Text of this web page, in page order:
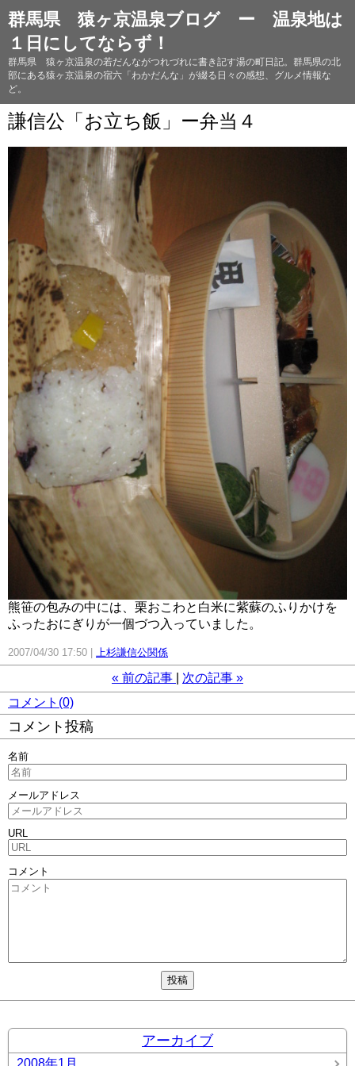
群馬県 猿ヶ京温泉ブログ ー 温泉地は
１日にしてならず！
群馬県 猿ヶ京温泉の若だんながつれづれに書き記す湯の町日記。群馬県の北
部にある猿ヶ京温泉の宿六「わかだんな」が綴る日々の感想、グルメ情報な
ど。
謙信公「お立ち飯」ー弁当４
熊笹の包みの中には、栗おこわと白米に紫蘇のふりかけを
ふったおにぎりが一個づつ入っていました。
2007/04/30 17:50 上杉謙信公関係
« 前の記事 次の記事 »
コメント(0)
コメント投稿
名前
メールアドレス
URL
コメント
アーカイブ